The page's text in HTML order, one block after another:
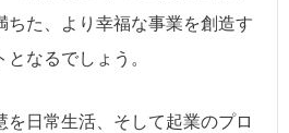
ちた、より幸福な事業を創造す
なるでしょう。
を日常生活、そして起業のプロ